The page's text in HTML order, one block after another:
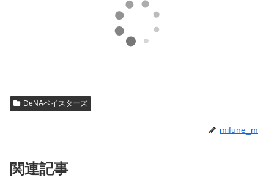
DeNAベイスターズ
mifune_m
関連記事